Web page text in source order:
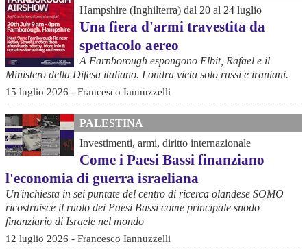
Hampshire (Inghilterra) dal 20 al 24 luglio
Una fiera d'armi travestita da
spettacolo aereo
A Farnborough espongono Elbit, Rafael e il
Ministero della Difesa italiano. Londra vieta solo russi e iraniani.
15 luglio 2026 - Francesco Iannuzzelli
PALESTINA
Investimenti, armi, diritto internazionale
Come i Paesi Bassi finanziano
l'economia di guerra israeliana
Un'inchiesta in sei puntate del centro di ricerca olandese SOMO
ricostruisce il ruolo dei Paesi Bassi come principale snodo
finanziario di Israele nel mondo
12 luglio 2026 - Francesco Iannuzzelli